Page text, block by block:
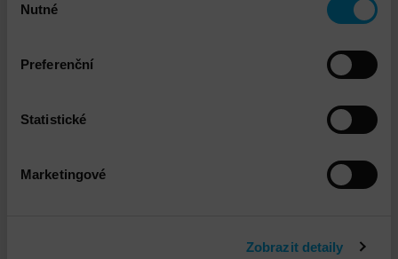
souhlasu
Nutné
Preferenční
Statistické
Marketingové
Zobrazit detaily
seznámení se s Vašimi potřebami.